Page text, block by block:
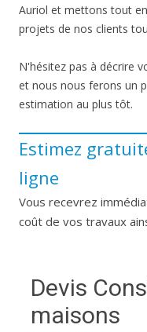
Auriol et mettons tout
projets de nos clients
N'hésitez pas à décrire
et nous nous ferons un
estimation au plus tôt.
Estimez
ligne
Vous recevrez
coût de vos travaux
Devis
maisons